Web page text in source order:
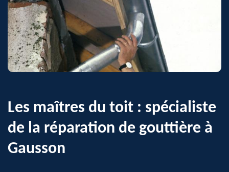
Les maîtres du toit : spécialiste
de la réparation de gouttière à
Gausson